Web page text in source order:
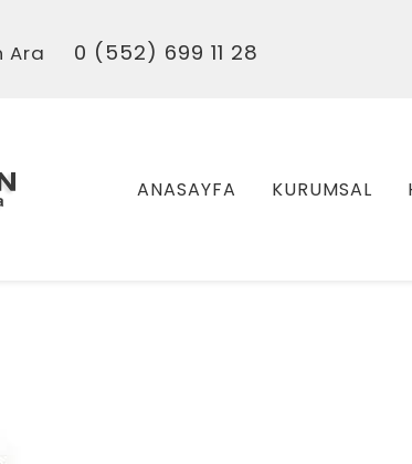
Ara 0 (552) 699 11 28
ANASAYFA KURUMSAL